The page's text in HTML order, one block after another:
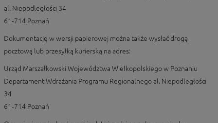
al. Niepodległości 34
61‑714 Poznań
Dokumentację w wersji papierowej można także wysłać drogą
pocztową lub przesyłką kurierską na adres:
Urząd Marszałkowski Województwa Wielkopolskiego w Poznaniu
Departament Wdrażania Programu Regionalnego al. Niepodległości
34
61‑714 Poznań